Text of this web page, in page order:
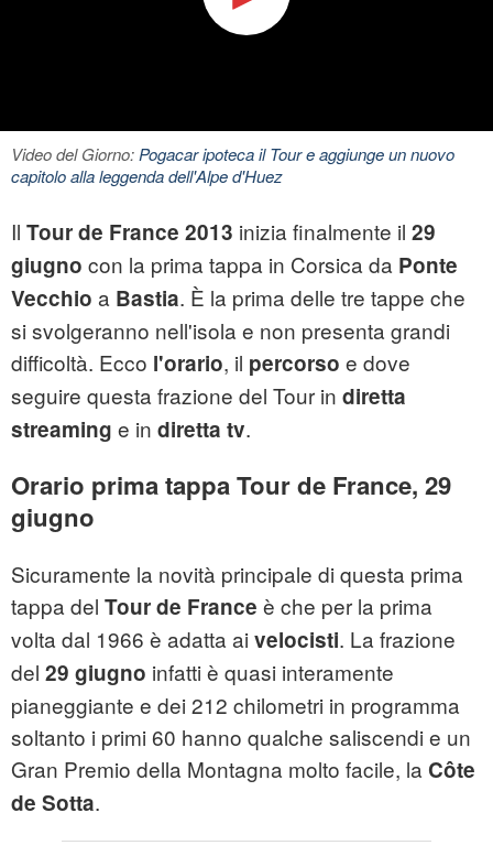
Video del Giorno: Pogacar ipoteca il Tour e aggiunge un nuovo
capitolo alla leggenda dell'Alpe d'Huez
Il Tour de France 2013 inizia finalmente il 29
giugno con la prima tappa in Corsica da Ponte
Vecchio a Bastia. È la prima delle tre tappe che
si svolgeranno nell'isola e non presenta grandi
difficoltà. Ecco l'orario, il percorso e dove
seguire questa frazione del Tour in diretta
streaming e in diretta tv.
Orario prima tappa Tour de France, 29
giugno
Sicuramente la novità principale di questa prima
tappa del Tour de France è che per la prima
volta dal 1966 è adatta ai velocisti. La frazione
del 29 giugno infatti è quasi interamente
pianeggiante e dei 212 chilometri in programma
soltanto i primi 60 hanno qualche saliscendi e un
Gran Premio della Montagna molto facile, la Côte
de Sotta.